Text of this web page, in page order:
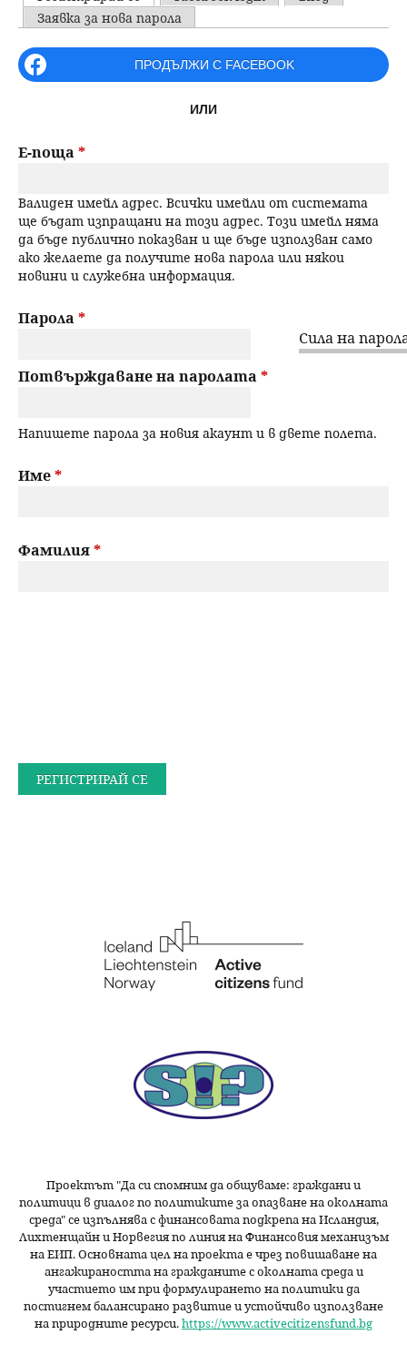
н
ю
ъ
р
е
н
е
u
P
r
i
a
y
t
a
b
Заявка за нова парола
ПРОДЪЛЖИ С FACEBOOK
ИЛИ
Е-поща *
Валиден имейл адрес. Всички имейли от системата
ще бъдат изпращани на този адрес. Този имейл няма
да бъде публично показван и ще бъде използван само
ако желаете да получите нова парола или някои
новини и служебна информация.
Сила на
Парола *
Потвърждаване на паролата *
Напишете парола за новия акаунт и в двете полета.
Име*
Фамилия*
Проектът "Да си спомним даобщуваме: граждани и
политици в диалог по политиките за опазване на околната
среда" се изпълнява с финансовата подкрепа на Исландия,
Лихтенщайн и Норвегия по линия на Финансовия механизъм
на ЕИП. Основната цел на проекта е чрез повишаване на
ангажираността на гражданите с околната среда и
участието им при формулирането на политики да
постигнем балансирано развитие и устойчиво използване
на природните ресурси.https://www.activecitizensfund.bg